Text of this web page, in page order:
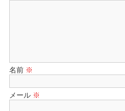
名前 ※
メール ※